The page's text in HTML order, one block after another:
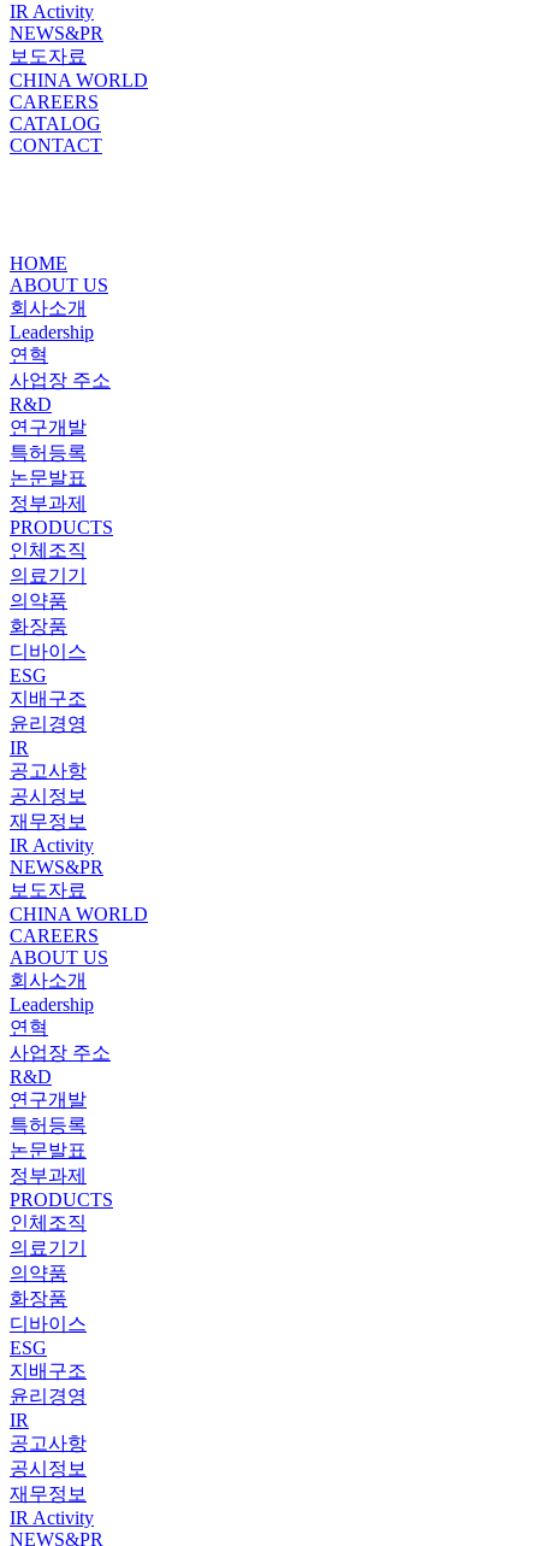
IR Activity
NEWS&PR
보도자료
CHINA WORLD
CAREERS
CATALOG
CONTACT
HOME
ABOUT US
회사소개
Leadership
연혁
사업장 주소
R&D
연구개발
특허등록
논문발표
정부과제
PRODUCTS
인체조직
의료기기
의약품
화장품
디바이스
ESG
지배구조
윤리경영
IR
공고사항
공시정보
재무정보
IR Activity
NEWS&PR
보도자료
CHINA WORLD
CAREERS
ABOUT US
회사소개
Leadership
연혁
사업장 주소
R&D
연구개발
특허등록
논문발표
정부과제
PRODUCTS
인체조직
의료기기
의약품
화장품
디바이스
ESG
지배구조
윤리경영
IR
공고사항
공시정보
재무정보
IR Activity
NEWS&PR